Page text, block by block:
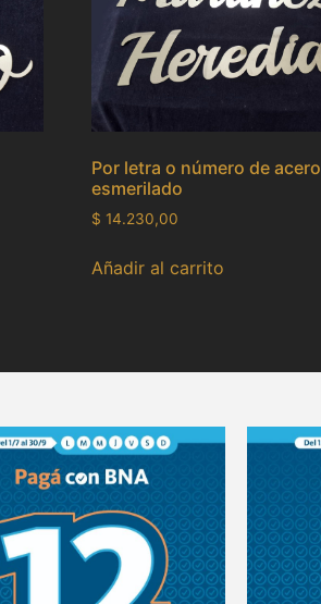
Por letra o número de acero
esmerilado
$ 14.230,00
Añadir al carrito